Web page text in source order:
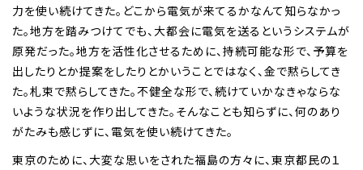
力を使い続けてきた。どこから電気が来てるかなんて知らなかっ
た。地方を踏みつけてでも、大都会に電気を送るというシステムが
原発だった。地方を活性化させるために、持続可能な形で、予算を
出したりとか提案をしたりとかいうことではなく、金で黙らしてき
た。札束で黙らしてきた。不健全な形で、続けていかなきゃならな
いような状況を作り出してきた。そんなことも知らずに、何のあり
がたみも感じずに、電気を使い続けてきた。
東京のために、大変な思いをされた福島の方々に、東京都民の１